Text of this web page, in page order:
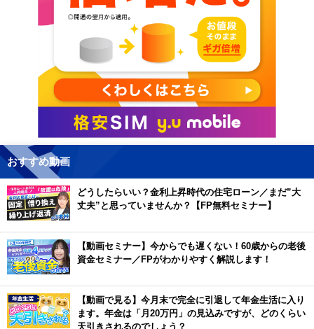
おすすめ動画
どうしたらいい？金利上昇時代の住宅ローン／まだ”大
丈夫”と思っていませんか？【FP無料セミナー】
【動画セミナー】今からでも遅くない！60歳からの老後
資金セミナー／FPがわかりやすく解説します！
【動画で見る】今月末で完全に引退して年金生活に入り
ます。年金は「月20万円」の見込みですが、どのくらい
天引きされるのでしょう？